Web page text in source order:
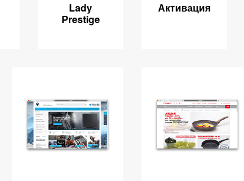
Lady
Prestige
Активация